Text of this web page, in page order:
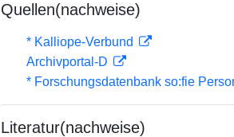
Quellen(nachweise)
* Kalliope-Verbund
Archivportal-D
* Forschungsdatenbank so:fie
Literatur(nachweise)